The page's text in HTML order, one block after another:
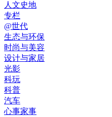
人文史地
专栏
@世代
生态与环保
时尚与美容
设计与家居
光影
科玩
科普
汽车
心事家事